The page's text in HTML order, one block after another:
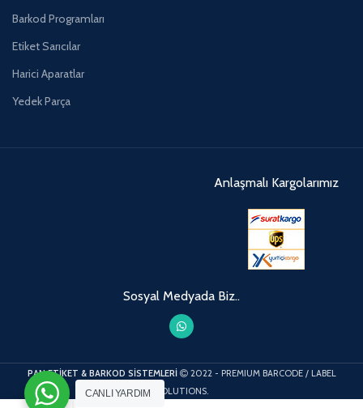
Barkod Programları
Etiket Sarıcılar
Harici Aparatlar
Yedek Parça
Anlaşmalı Kargolarımız
Sosyal Medyada Biz..
PAN ETİKET & BARKOD SİSTEMLERİ
2022 - PREMIUM BARCODE / LABEL
SOLUTIONS.
CANLI YARDIM